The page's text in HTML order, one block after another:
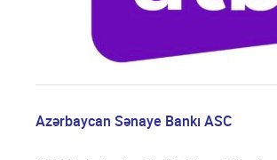
Azərbaycan Sənaye Bankı ASC